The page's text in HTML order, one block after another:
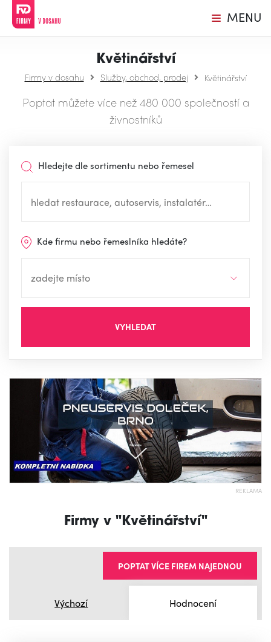
MENU
Květinářství
Firmy v dosahu Služby, obchod, prodej Květinářství
Poptat můžete více než 480 000 společností a
živnostníků
Hledejte dle sortimentu nebo řemesel
Kde firmu nebo řemeslníka hledáte?
VYHLEDAT
REKLAMA
Firmy v "Květinářství"
Výchozí Hodnocení
POPTAT VÍCE FIREM NAJEDNOU